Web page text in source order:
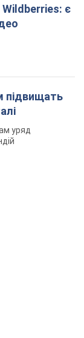
Wildberries: є
підвищать
уряд